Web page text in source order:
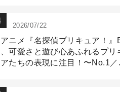
2026/07/22
アニメ『名探偵プリキュア！』
、可愛さと遊び心あふれるプリ
アたちの表現に注目！〜No.1／